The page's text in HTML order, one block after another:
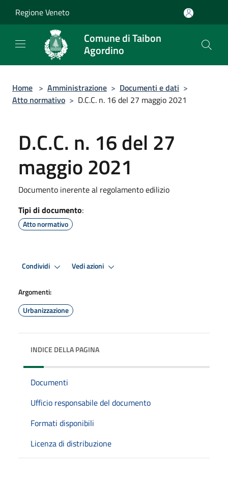
Regione Veneto
Comune di Taibon
Agordino
Home > Amministrazione > Documenti e dati >
Atto normativo > D.C.C. n. 16 del 27 maggio 2021
D.C.C. n. 16 del 27
maggio 2021
Documento inerente al regolamento edilizio
Tipi di documento:
Atto normativo
Condividi Vedi azioni
Argomenti:
Urbanizzazione
INDICE DELLA PAGINA
Documenti
Ufficio responsabile del documento
Formati disponibili
Licenza di distribuzione